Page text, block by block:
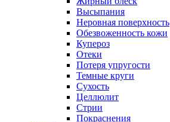
Высыпания
Неровная поверхность
Обезвоженность кожи
Купероз
Отеки
Потеря упругости
Темные круги
Сухость
Целлюлит
Стрии
Покраснения